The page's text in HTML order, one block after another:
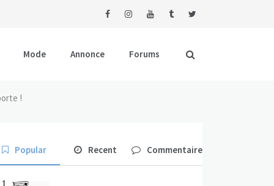
Mode Annonce Forums
!
Popular Recent Commentaire
1